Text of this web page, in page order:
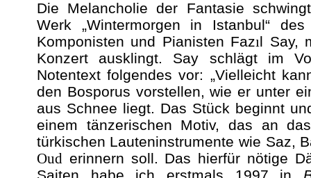
Die Melancholie der Fantasie
Werk „Wintermorgen in Istanbul“ des
Komponisten und Pianisten Fazıl Say,
Konzert ausklingt. Say schlägt im
Notentext folgendes vor: „Vielleicht
den Bosporus vorstellen, wie er unter
aus Schnee liegt. Das Stück beginnt
einem tänzerischen Motiv, das an
türkischen Lauteninstrumente wie Saz,
Oud erinnern soll. Das hierfür nötige
Saiten habe ich erstmals 1997 in